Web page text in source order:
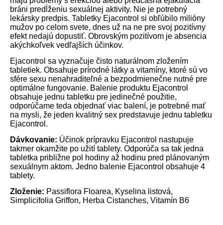
bráni predĺženiu sexuálnej aktivity. Nie je potrebný
lekársky predpis. Tabletky Ejacontrol si obľúbilo milióny
mužov po celom svete, dnes už na ne pre svoj pozitívny
efekt nedajú dopustiť. Obrovským pozitívom je absencia
akýchkoľvek vedľajších účinkov.
Ejacontrol sa vyznačuje čisto naturálnom zložením
tabletiek. Obsahuje prírodné látky a vitamíny, ktoré sú vo
sfére sexu nenahraditeľné a bezpodmienečne nutné pre
optimálne fungovanie. Balenie produktu Ejacontrol
obsahuje jednu tabletku pre jedinečné použitie,
odporúčame teda objednať viac balení, je potrebné mať
na mysli, že jeden kvalitný sex predstavuje jednu tabletku
Ejacontrol.
Dávkovanie: Účinok prípravku Ejacontrol nastupuje
takmer okamžite po užití tablety. Odporúča sa tak jedna
tabletka približne pol hodiny až hodinu pred plánovaným
sexuálnym aktom. Jedno balenie Ejacontrol obsahuje 4
tablety.
Zloženie: Passiflora Floarea, Kyselina listová,
Simplicifolia Griffon, Herba Cistanches, Vitamín B6